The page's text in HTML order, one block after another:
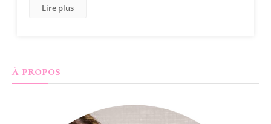
Lire plus
À PROPOS